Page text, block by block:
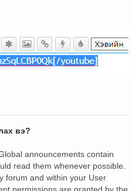
вэ?
announcements contain
read them whenever possible.
forum and within your User
permissions are granted by the